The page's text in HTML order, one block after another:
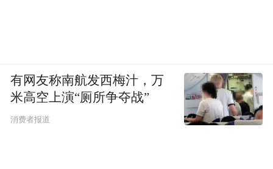
有网友称南航发西梅汁，万
米高空上演“厕所争夺战”
消费者报道